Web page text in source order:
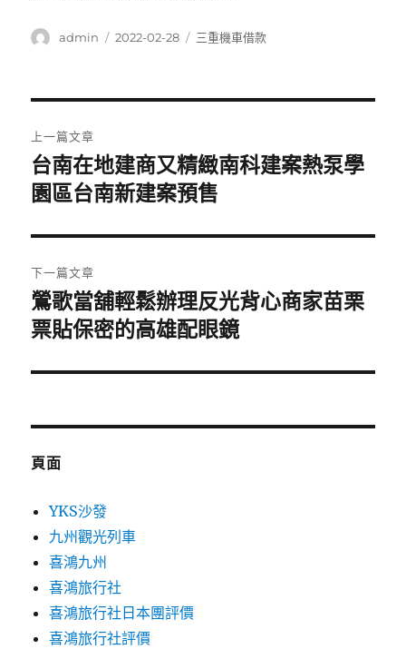
作
admin
發
2022-02-28
分
三重機車借款
章
導
覽
上一篇文章
上
一
文
章:
台南在地建商又精緻南科建案熱泵學
園區台南新建案預售
下一篇文章
下
一
文
鶯歌當舖輕鬆辦理反光背心商家苗栗
票貼保密的高雄配眼鏡
頁面
YKS沙發
九州觀光列車
喜鴻九州
喜鴻旅行社
喜鴻旅行社日本團評價
喜鴻旅行社評價